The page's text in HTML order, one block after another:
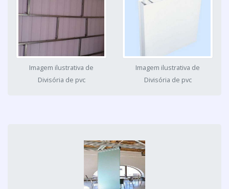
Imagem ilustrativa de
Divisória de pvc
Imagem ilustrativa de
Divisória de pvc